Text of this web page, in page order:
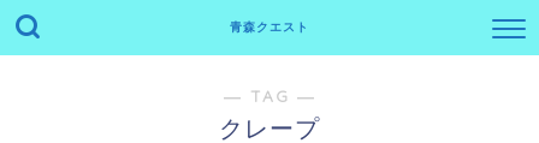
青森クエスト
― TAG ―
クレープ